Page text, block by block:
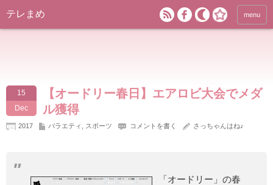
テレまめ menu
15
Dec
【オードリー春日】エアロビ大会でメダ
ル獲得
2017 バラエティ スポーツ コメントを書く さっちゃんはね♪
「オードリー」の春